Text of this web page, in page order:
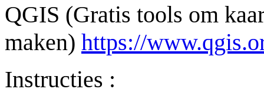
QGIS (Gratis tools om
maken) https://
Instructies :